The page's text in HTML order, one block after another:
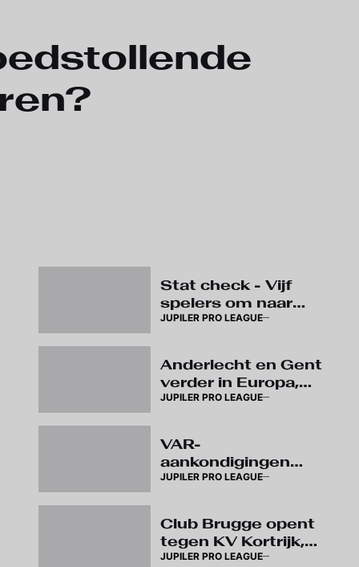
Stat check - Vijf
spelers om naar
het stadion af te
JUPILER PRO LEAGUE
Anderlecht en Gent
verder in Europa,
wedstrijden op
verplaatst
JUPILER PRO LEAGUE
VAR-
aankondigingen
brengen komend
duidelijkheid over
arbitrage
JUPILER PRO LEAGUE
Club Brugge opent
tegen KV Kortrijk,
eerste Super
JUPILER PRO LEAGUE